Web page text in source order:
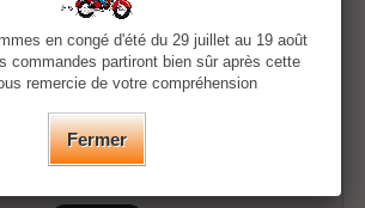
en congé d'été du 29 juillet au 19 août
commandes partiront bien sûr après cette
remercie de votre compréhension
Fermer